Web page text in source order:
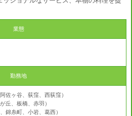
業態
勤務地
佐ヶ谷、荻窪、西荻窪）
丘、板橋、赤羽）
錦糸町、小岩、葛西）